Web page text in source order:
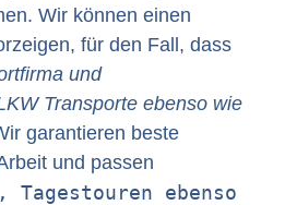
Wir können einen
für den Fall, dass
und
Transporte ebenso wie
garantieren beste
und passen
ebenso